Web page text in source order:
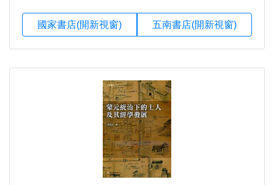
國家書店(開新視窗) 五南書店(開新視窗)